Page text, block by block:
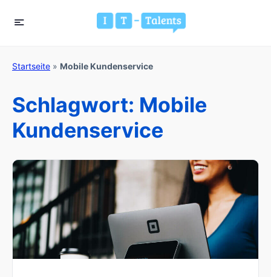
Startseite » Mobile Kundenservice
Schlagwort: Mobile
Kundenservice